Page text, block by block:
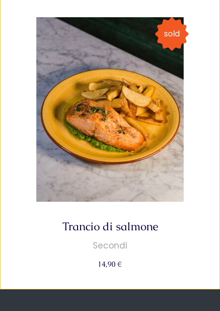
sold
Trancio di salmone
Secondi
14,90 €